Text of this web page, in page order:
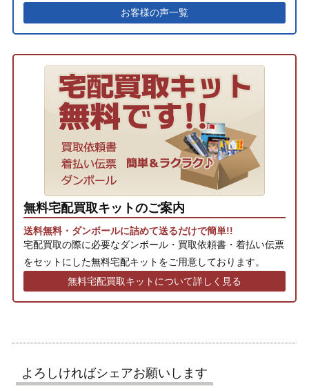
お客様の声一覧
無料宅配買取キットのご案内
送料無料・ダンボールに詰めて送るだけで簡単!!
宅配買取の際に必要なダンボール・買取依頼書・着払い伝票
をセットにした無料宅配キットをご用意しております。
無料宅配買取キットについて詳しく見る
よろしければシェアお願いします